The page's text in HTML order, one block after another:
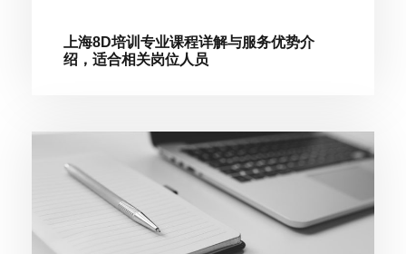
上海8D培训专业课程详解与服务优势介
绍，适合相关岗位人员